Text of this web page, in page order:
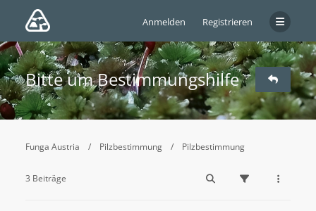
Anmelden Registrieren
Bitte um Bestimmungshilfe
Funga Austria Pilzbestimmung Pilzbestimmung
3 Beiträge